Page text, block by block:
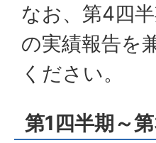
なお、第4四
の実績報告を
ください。
第1四半期～